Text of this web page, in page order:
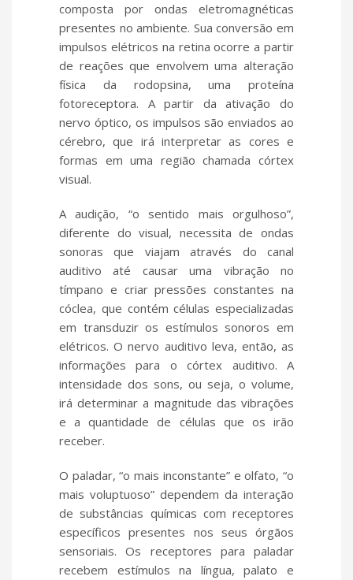
composta por ondas eletromagnéticas
presentes no ambiente. Sua conversão em
impulsos elétricos na retina ocorre a partir
de reações que envolvem uma alteração
física da rodopsina, uma proteína
fotoreceptora. A partir da ativação do
nervo óptico, os impulsos são enviados ao
cérebro, que irá interpretar as cores e
formas em uma região chamada córtex
visual.
A audição, “o sentido mais orgulhoso”,
diferente do visual, necessita de ondas
sonoras que viajam através do canal
auditivo até causar uma vibração no
tímpano e criar pressões constantes na
cóclea, que contém células especializadas
em transduzir os estímulos sonoros em
elétricos. O nervo auditivo leva, então, as
informações para o córtex auditivo. A
intensidade dos sons, ou seja, o volume,
irá determinar a magnitude das vibrações
e a quantidade de células que os irão
receber.
O paladar, “o mais inconstante” e olfato, “o
mais voluptuoso” dependem da interação
de substâncias químicas com receptores
específicos presentes nos seus órgãos
sensoriais. Os receptores para paladar
recebem estímulos na língua, palato e